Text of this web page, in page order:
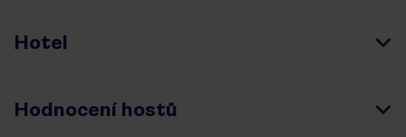
Hotel
Hodnocení hostů